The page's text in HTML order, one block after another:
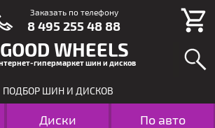
GOOD WHEELS
гипермаркет шин и дисков
ПОДБОР ШИН И ДИСКОВ
Диски По авто
Заказать по телефону
8 495 255 48 88